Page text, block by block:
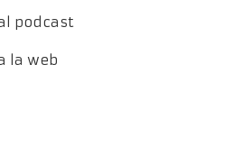
podcast
la web